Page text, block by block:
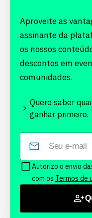
Aproveite as
assinante da
os nossos
descontos em
comunidades.
Quero saber
ganhar primeiro.
Autorizo o envio
com os Termos de